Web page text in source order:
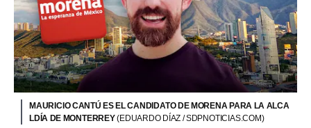
MAURICIO CANTÚ ES EL CANDIDATO DE MORENA PARA LA ALCA
LDÍA DE MONTERREY(EDUARDO DÍAZ / SDPNOTICIAS.COM)